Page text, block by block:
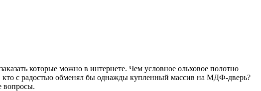
которые можно в интернете. Чем условное ольховое полотно
кто с радостью обменял бы однажды купленный массив на МДФ-дверь?
вопросы.